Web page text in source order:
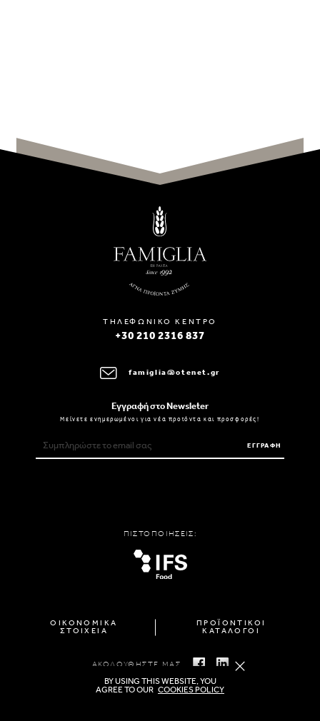
ΤΗΛΕΦΩΝΙΚΟ ΚΕΝΤΡΟ
+30 210 2316 837
famiglia@otenet.gr
Εγγραφή στο Newsleter
Μείνετε ενημερωμένοι για νέα προϊόντα και προσφορές!
ΕΓΓΡΑΦΗ
ΠΙΣΤΟΠΟΙΗΣΕΙΣ:
ΟΙΚΟΝΟΜΙΚΑ
ΣΤΟΙΧΕΙΑ
ΠΡΟΪΟΝΤΙΚΟΙ
ΚΑΤΑΛΟΓΟΙ
ΑΚΟΛΟΥΘΗΣΤΕ ΜΑΣ
BY USING THIS WEBSITE, YOU
AGREE TO OUR COOKIES POLICY